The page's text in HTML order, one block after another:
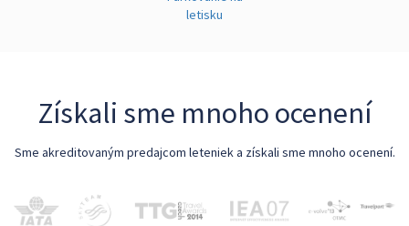
letisku
Získali sme mnoho ocenení
Sme akreditovaným predajcom leteniek a získali sme mnoho ocenení.